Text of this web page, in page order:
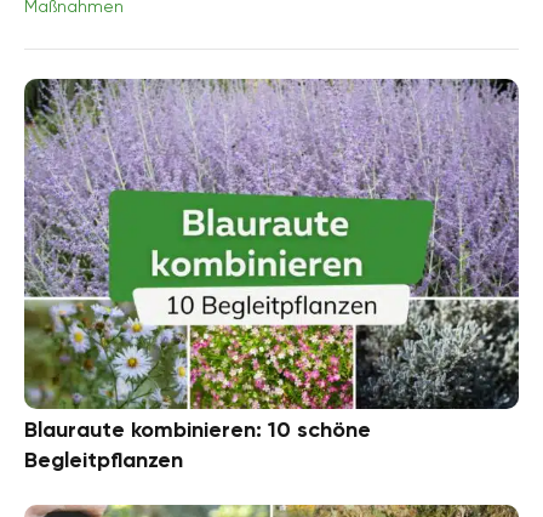
Maßnahmen
Blauraute kombinieren: 10 schöne
Begleitpflanzen